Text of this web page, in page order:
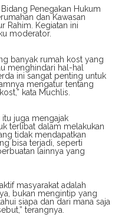
Penegakan Hukum
dan Kawasan
Rahim. Kegiatan ini
moderator.
banyak rumah kost yang
menghindari hal-hal
ini sangat penting untuk
mengatur tentang
kata Muchlis.
itu juga mengajak
terlibat dalam melakukan
tidak mendapatkan
bisa terjadi, seperti
lainnya yang
masyarakat adalah
bukan mengintip yang
siapa dan dari mana saja
terangnya.